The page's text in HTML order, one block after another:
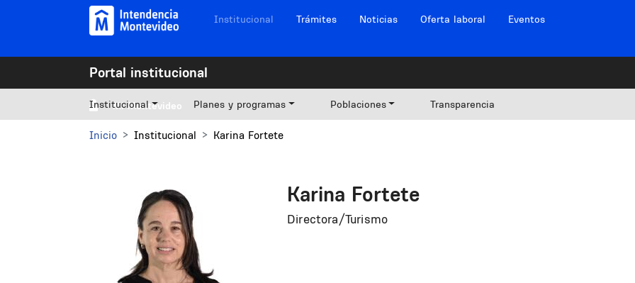
Pasar al contenido principal Navegación sitios
Institucional Trámites Noticias Oferta laboral Eventos
Portal institucional
Mi Montevideo
Institucional Planes y programas Poblaciones Transparencia
Inicio Institucional Karina Fortete
Karina Fortete
Directora/Turismo